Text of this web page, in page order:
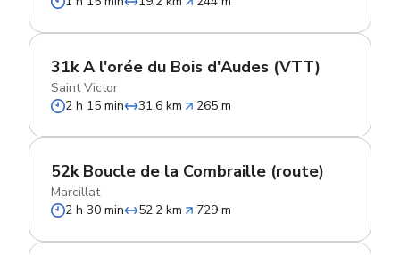
31k A l'orée du Bois d'Audes (VTT)
Saint Victor
2 h 15 min
31.6 km 265 m
52k Boucle de la Combraille (route)
Marcillat
2 h 30 min
52.2 km 729 m